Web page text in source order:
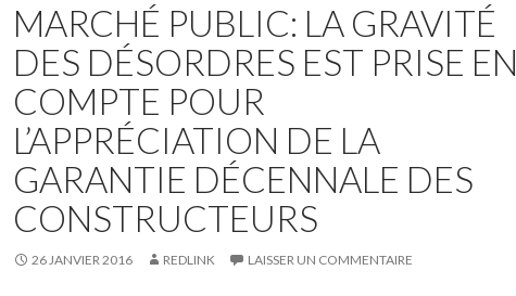
MARCHÉ PUBLIC: LA GRAVITÉ
DES DÉSORDRES EST PRISE EN
COMPTE POUR
L’APPRÉCIATION DE LA
GARANTIE DÉCENNALE DES
CONSTRUCTEURS
26 JANVIER 2016 REDLINK LAISSER UN COMMENTAIRE